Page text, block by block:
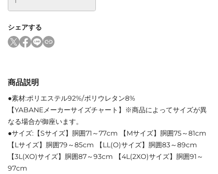
シェアする
商品説明
●素材:ポリエステル92%/ポリウレタン8%
【YABANEメーカーサイズチャート】※商品によってサイズが異
なる場合が御座います。
●サイズ:【Sサイズ】胴囲71～77cm 【Mサイズ】胴囲75～81cm
【Lサイズ】胴囲79～85cm 【LL(O)サイズ】胴囲83～89cm
【3L(XO)サイズ】胴囲87～93cm 【4L(2XO)サイズ】胴囲91～
97cm